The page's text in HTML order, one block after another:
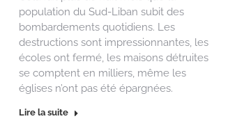
population du Sud-Liban subit des
bombardements quotidiens. Les
destructions sont impressionnantes, les
écoles ont fermé, les maisons détruites
se comptent en milliers, même les
églises n’ont pas été épargnées.
Lire la suite